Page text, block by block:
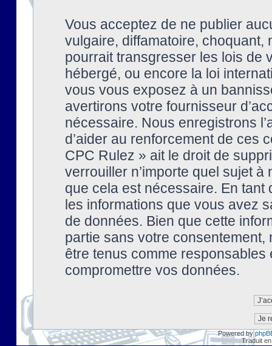
Vous acceptez de ne publier
vulgaire, diffamatoire, choquant,
pourrait transgresser les lois de
hébergé, ou encore la loi
vous vous exposez à un
avertirons votre fournisseur
nécessaire. Nous enregistrons
d’aider au renforcement de ces
CPC Rulez » ait le droit de
verrouiller n’importe quel sujet à
que cela est nécessaire. En tant
les informations que vous avez
de données. Bien que cette
partie sans votre
être tenus comme
compromettre vos données.
Powered by
Traduit